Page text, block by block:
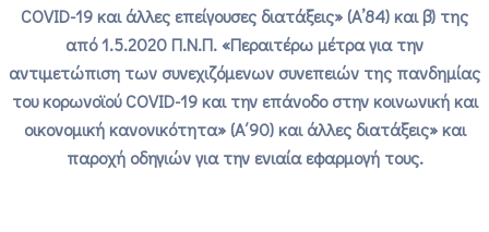
COVID-19 και άλλες επείγουσες διατάξεις» (Α’84) και β) της
από 1.5.2020 Π.Ν.Π. «Περαιτέρω μέτρα για την
αντιμετώπιση των συνεχιζόμενων συνεπειών της πανδημίας
του κορωνοϊού COVID-19 και την επάνοδο στην κοινωνική και
οικονομική κανονικότητα» (Α΄90) και άλλες διατάξεις» και
παροχή οδηγιών για την ενιαία εφαρμογή τους.